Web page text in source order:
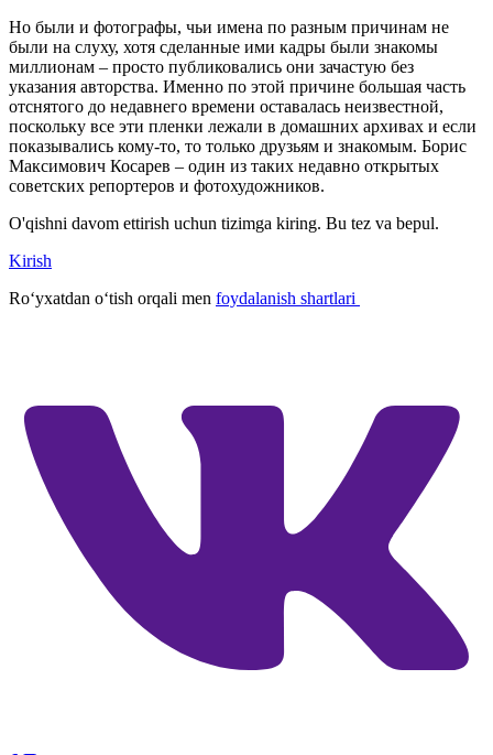
Но были и фотографы, чьи имена по разным причинам не
были на слуху, хотя сделанные ими кадры были знакомы
миллионам – просто публиковались они зачастую без
указания авторства. Именно по этой причине большая часть
отснятого до недавнего времени оставалась неизвестной,
поскольку все эти пленки лежали в домашних архивах и если
показывались кому-то, то только друзьям и знакомым. Борис
Максимович Косарев – один из таких недавно открытых
советских репортеров и фотохудожников.
O'qishni davom ettirish uchun tizimga kiring. Bu tez va bepul.
Kirish
Roʻyxatdan oʻtish orqali men foydalanish shartlari